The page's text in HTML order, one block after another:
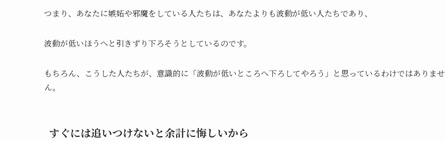
つまり、あなたに嫉妬や邪魔をしている人たちは、あなたよりも波動が低い人たちであり、
波動が低いほうへと引きずり下ろそうとしているのです。
もちろん、こうした人たちが、意識的に「波動が低いところへ下ろしてやろう」と思っているわけではありませ
ん。
すぐには追いつけないと余計に悔しいから